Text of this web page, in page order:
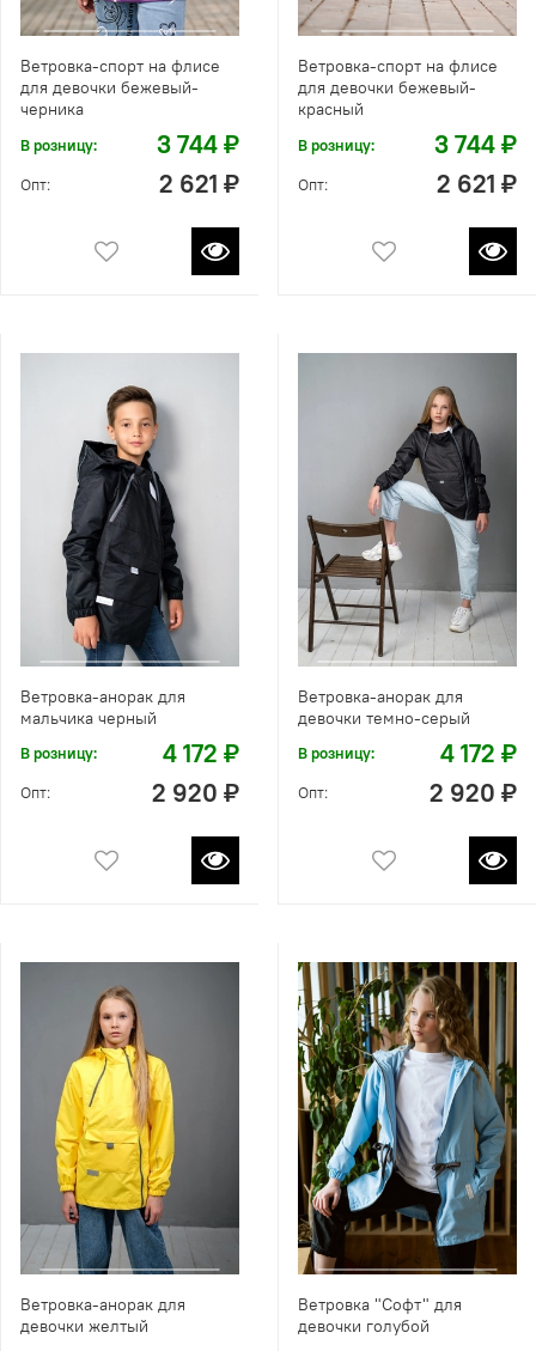
Ветровка-спорт на флисе
для девочки бежевый-
черника
В розницу: 3 744 ₽
Опт: 2 621 ₽
Ветровка-спорт на флисе
для девочки бежевый-
красный
В розницу: 3 744 ₽
Опт: 2 621 ₽
Ветровка-анорак для
мальчика черный
В розницу: 4 172 ₽
Опт: 2 920 ₽
Ветровка-анорак для
девочки темно-серый
В розницу: 4 172 ₽
Опт: 2 920 ₽
Ветровка-анорак для
девочки желтый
Ветровка "Софт" для
девочки голубой